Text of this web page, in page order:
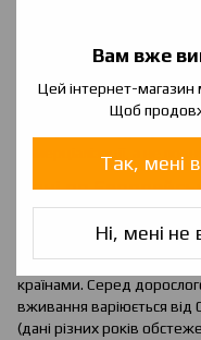
Вам вже
Цей інтернет-магазин
Щоб
Так, мені
Ні, мені не
2024 років), заборона
2025), система
реклами — всі ці заходи
Дані по
України
Європейський регіон
варіативність
країнами. Серед
вживання варіюється від
(дані різних років